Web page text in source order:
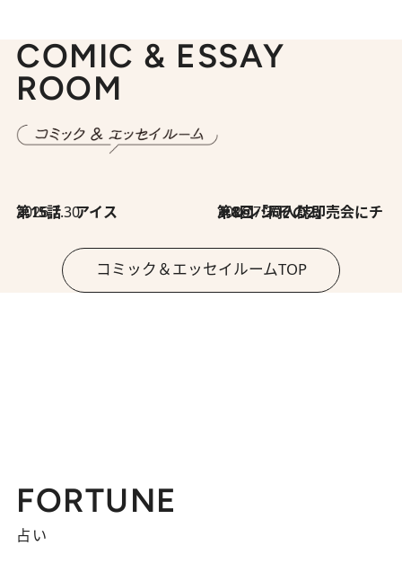
COMIC & ESSAY
ROOM
2026.7.30
第15話 アイス 2026.7.30
第8回「同人誌即売会にチャレンジ その2」
コミック＆エッセイルームTOP
FORTUNE
占い